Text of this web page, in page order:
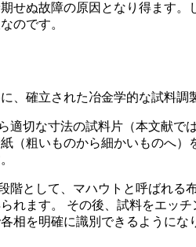
せぬ故障の原因となり得ます
のです。
、確立された冶金学的な試料
適切な寸法の試料片（本文献
（粗いものから細かいものへ
階として、マハウトと呼ばれる
れます。 その後、試料をエッ
相を明確に識別できるようにな